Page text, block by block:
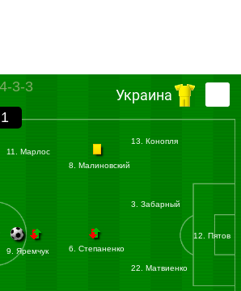
4-3-3 Украина
12. Пятов
22. Матвиенко
13. Конопля
3. Забарный
11. Марлос
8. Малиновский
6. Степаненко
9. Яремчук